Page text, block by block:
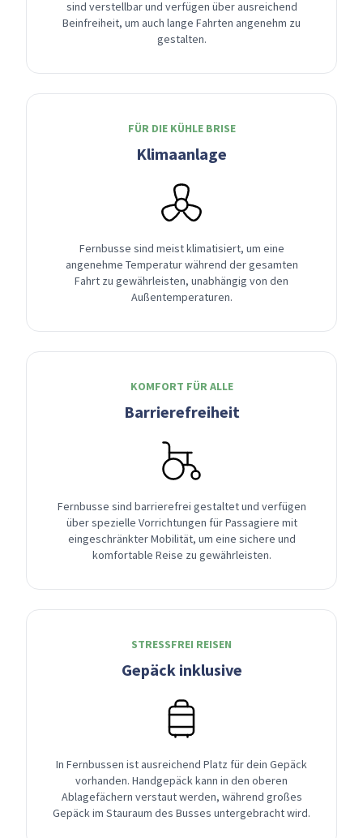
sind verstellbar und verfügen über ausreichend
Beinfreiheit, um auch lange Fahrten angenehm zu
gestalten.
FÜR DIE KÜHLE BRISE
Klimaanlage
Fernbusse sind meist klimatisiert, um eine
angenehme Temperatur während der gesamten
Fahrt zu gewährleisten, unabhängig von den
Außentemperaturen.
KOMFORT FÜR ALLE
Barrierefreiheit
Fernbusse sind barrierefrei gestaltet und verfügen
über spezielle Vorrichtungen für Passagiere mit
eingeschränkter Mobilität, um eine sichere und
komfortable Reise zu gewährleisten.
STRESSFREI REISEN
Gepäck inklusive
In Fernbussen ist ausreichend Platz für dein Gepäck
vorhanden. Handgepäck kann in den oberen
Ablagefächern verstaut werden, während großes
Gepäck im Stauraum des Busses untergebracht wird.